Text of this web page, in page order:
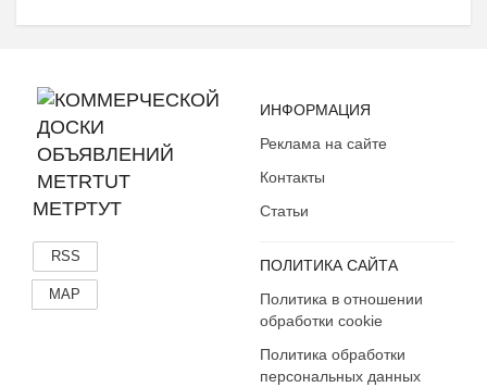
МЕТРТУТ
RSS
MAP
ИНФОРМАЦИЯ
Реклама на сайте
Контакты
Статьи
ПОЛИТИКА САЙТА
Политика в отношении
обработки cookie
Политика обработки
персональных данных